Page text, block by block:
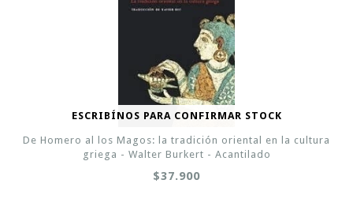
ESCRIBÍNOS PARA CONFIRMAR STOCK
De Homero al los Magos: la tradición oriental en la cultura
griega - Walter Burkert - Acantilado
$37.900